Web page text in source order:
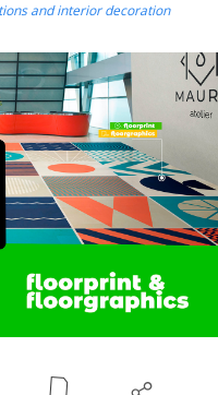
and interior decoration